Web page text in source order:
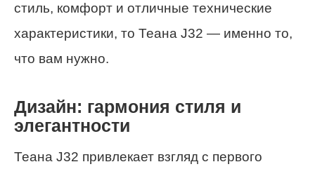
стиль, комфорт и отличные технические
характеристики, то Теана J32 — именно то,
что вам нужно.
Дизайн: гармония стиля и
элегантности
Теана J32 привлекает взгляд с первого